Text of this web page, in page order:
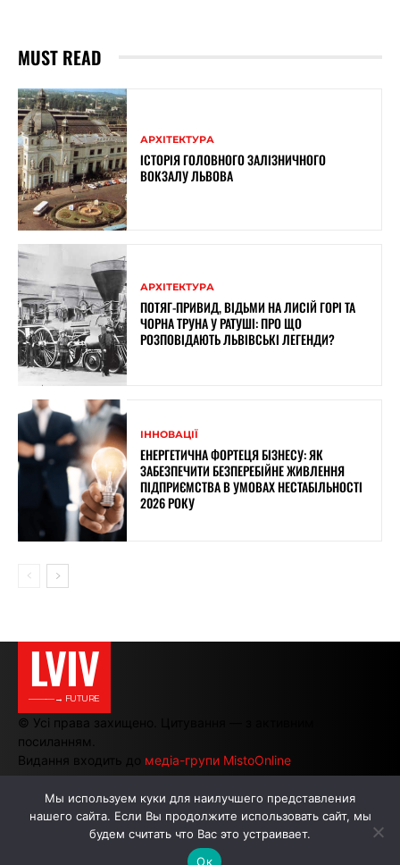
MUST READ
АРХІТЕКТУРА
ІСТОРІЯ ГОЛОВНОГО ЗАЛІЗНИЧНОГО
ВОКЗАЛУ ЛЬВОВА
АРХІТЕКТУРА
ПОТЯГ-ПРИВИД, ВІДЬМИ НА ЛИСІЙ ГОРІ ТА
ЧОРНА ТРУНА У РАТУШІ: ПРО ЩО
РОЗПОВІДАЮТЬ ЛЬВІВСЬКІ ЛЕГЕНДИ?
ІННОВАЦІЇ
ЕНЕРГЕТИЧНА ФОРТЕЦЯ БІЗНЕСУ: ЯК
ЗАБЕЗПЕЧИТИ БЕЗПЕРЕБІЙНЕ ЖИВЛЕННЯ
ПІДПРИЄМСТВА В УМОВАХ НЕСТАБІЛЬНОСТІ
2026 РОКУ
LVIV
———→ FUTURE
© Усі права захищено. Цитування — з активним
посиланням.
Видання входить до медіа-групи MistoOnline
АВТОРИ РЕКЛАМА НА САЙТІ
Мы используем куки для наилучшего представления
нашего сайта. Если Вы продолжите использовать сайт, мы
будем считать что Вас это устраивает.
Ок